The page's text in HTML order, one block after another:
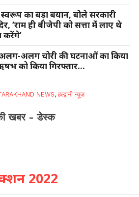
स्वरूप का बड़ा बयान, बोले सरकारी
‘राम ही बीजेपी को सत्ता में लाए थे
करेंगे’
अलग-अलग चोरी की घटनाओं का किया
को किया गिरफ्तार…
NEWS,हल्द्वानी न्यूज़
खबर - डेस्क
2022